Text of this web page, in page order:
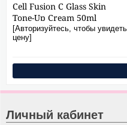
Cell Fusion C Glass Skin
Tone-Up Cream 50ml
[Авторизуйтесь, чтобы увидеть
цену]
Личный кабинет